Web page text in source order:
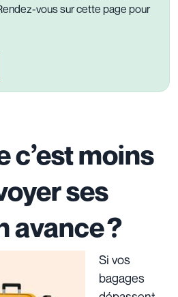
vous sur cette page pour
c’est moins
ses
avance ?
Si vos
bagages